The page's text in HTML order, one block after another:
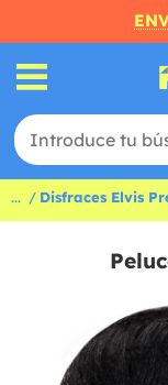
... Disfraces Elvis